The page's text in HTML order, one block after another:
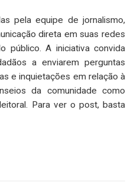
pela equipe de jornalismo,
direta em suas redes
público. A iniciativa convida
a enviarem perguntas
e inquietações em relação à
da comunidade como
Para ver o post, basta